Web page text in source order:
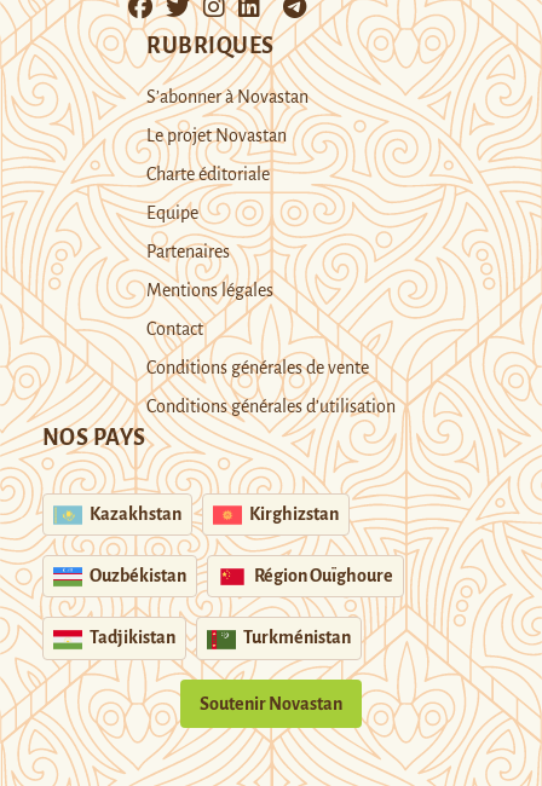
RUBRIQUES
S’abonner à Novastan
Le projet Novastan
Charte éditoriale
Equipe
Partenaires
Mentions légales
Contact
Conditions générales de vente
Conditions générales d’utilisation
NOS PAYS
Kazakhstan Kirghizstan
Ouzbékistan Région Ouïghoure
Tadjikistan Turkménistan
Soutenir Novastan